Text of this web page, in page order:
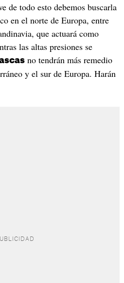
de todo esto debemos buscarla
en el norte de Europa, entre
que actuará como
las altas presiones se
no tendrán más remedio
y el sur de Europa. Harán